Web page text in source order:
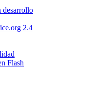
desarrollo
2.4
Flash